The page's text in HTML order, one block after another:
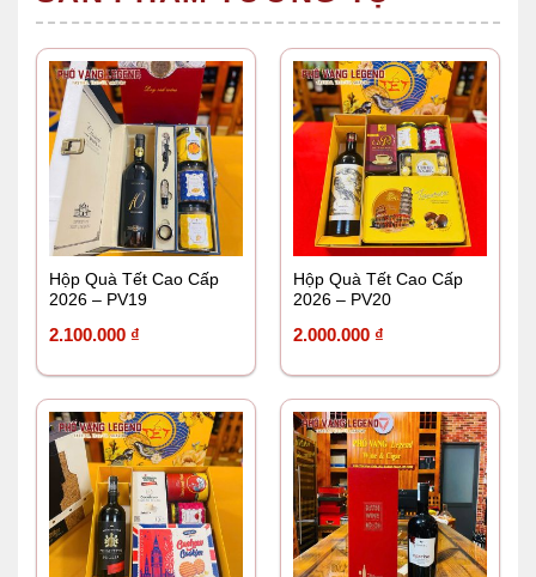
Hộp Quà Tết Cao Cấp
2026 – PV19
2.100.000 ₫
Hộp Quà Tết Cao Cấp
2026 – PV20
2.000.000 ₫